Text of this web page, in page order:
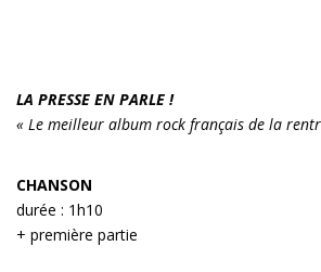
LA PRESSE EN PARLE !
« Le meilleur album rock français de la
CHANSON
durée : 1h10
+ première partie